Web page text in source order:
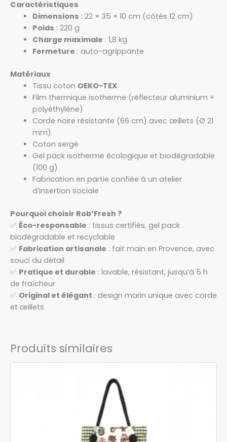
Caractéristiques
Dimensions : 22 × 35 × 10 cm (côtés 12 cm)
Poids : 220 g
Charge maximale : 1,8 kg
Fermeture : auto-agrippante
Matériaux
Tissu coton OEKO-TEX
Film thermique isotherme (réflecteur aluminium +
polyéthylène)
Corde noire résistante (66 cm) avec œillets (Ø 21
mm)
Coton sergé
Gel pack isotherme écologique et biodégradable
(100 g)
Fabrication en partie confiée à un atelier
d’insertion sociale
Pourquoi choisir Rob’Fresh ?
✅ Éco-responsable : tissus certifiés, gel pack
biodégradable et recyclable
✅ Fabrication artisanale : fait main en Provence, avec
souci du détail
✅ Pratique et durable : lavable, résistant, jusqu’à 5 h
de fraîcheur
✅ Original et élégant : design marin unique avec corde
et œillets
Produits similaires